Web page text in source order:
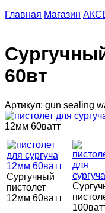
Главная Магазин
60вт
Артикул: gun sealing
12мм 60ватт
Сургучный
пистолет
12мм 60ватт